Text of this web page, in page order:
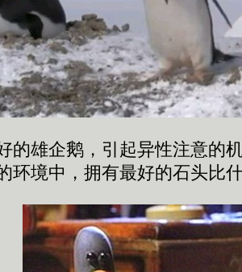
雄企鹅，引起异性注意的
环境中，拥有最好的石头比